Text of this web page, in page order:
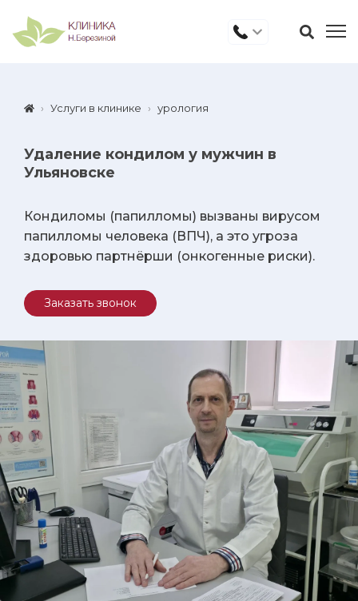
Услуги в клинике урология
Удаление кондилом у мужчин в
Ульяновске
Кондиломы (папилломы) вызваны вирусом
папилломы человека (ВПЧ), а это угроза
здоровью партнёрши (онкогенные риски).
Заказать звонок